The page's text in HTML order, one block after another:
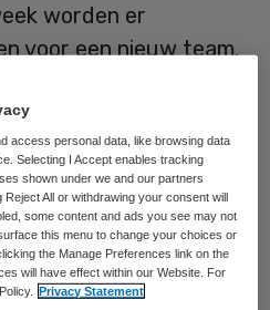
worden er
voor een nieuw team.
september. Het
afronding van de pilot
verder uit te rollen.
access personal data, like browsing data
Selecting I Accept enables tracking
shown under we and our partners
All or withdrawing your consent will
some content and ads you see may not
this menu to change your choices or
the Manage Preferences link on the
will have effect within our Website. For
Privacy Statement